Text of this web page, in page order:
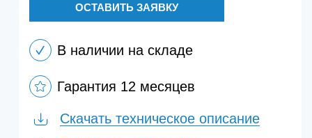
ОСТАВИТЬ ЗАЯВКУ
В наличии на складе
Гарантия 12 месяцев
Скачать техническое описание